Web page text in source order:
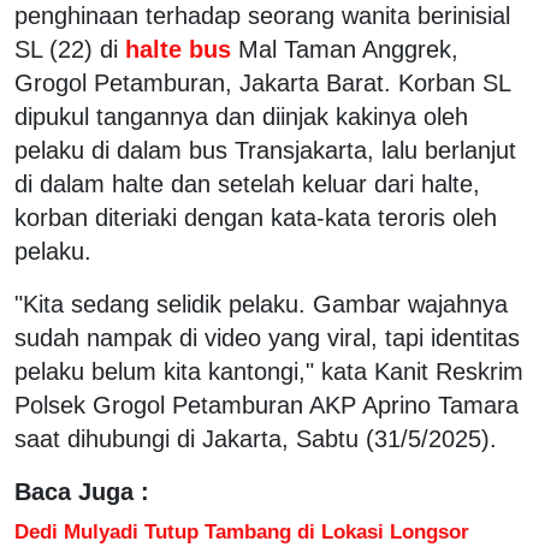
penghinaan terhadap seorang wanita berinisial
SL (22) di halte bus Mal Taman Anggrek,
Grogol Petamburan, Jakarta Barat. Korban SL
dipukul tangannya dan diinjak kakinya oleh
pelaku di dalam bus Transjakarta, lalu berlanjut
di dalam halte dan setelah keluar dari halte,
korban diteriaki dengan kata-kata teroris oleh
pelaku.
"Kita sedang selidik pelaku. Gambar wajahnya
sudah nampak di video yang viral, tapi identitas
pelaku belum kita kantongi," kata Kanit Reskrim
Polsek Grogol Petamburan AKP Aprino Tamara
saat dihubungi di Jakarta, Sabtu (31/5/2025).
Baca Juga :
Dedi Mulyadi Tutup Tambang di Lokasi Longsor